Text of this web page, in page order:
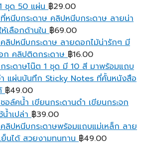
ชุด 50 แผ่น ฿29.00
ที่หนีบกระดาษ คลิปหนีบกระดาษ ลายน่า
เลือกด้านใน ฿69.00
คลิปหนีบกระดาษ ลายดอกไม้น่ารักๆ มี
ก คลิปติดกระดาษ ฿16.00
กระดาษโน๊ต 1 ชุด มี 10 สี มาพร้อมแถบ
แผ่นบันทึก Sticky Notes ที่คั้นหนังสือ
฿49.00
ชอล์คน้ำ เขียนกระดานดำ เขียนกระจก
ำเปล่า ฿39.00
คลิปหนีบกระดาษพร้อมแถบแม่เหล็ก ลาย
นได้ สวยงามทนทาน ฿49.00